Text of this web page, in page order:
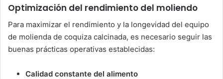
Optimización del rendimiento del moliendo
Para maximizar el rendimiento y la longevidad del equipo
de molienda de coquiza calcinada, es necesario seguir las
buenas prácticas operativas establecidas:
Calidad constante del alimento